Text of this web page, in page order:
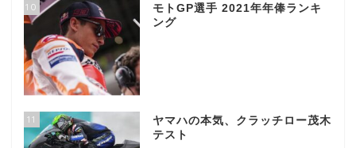
10
モトGP選手 2021年年俸ランキ
ング
11
ヤマハの本気、クラッチロー茂木
テスト